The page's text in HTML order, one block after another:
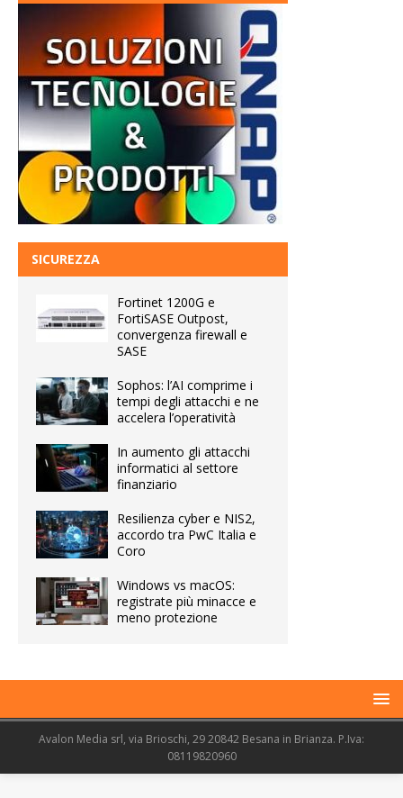
SICUREZZA
Fortinet 1200G e
FortiSASE Outpost,
convergenza firewall e
SASE
Sophos: l’AI comprime i
tempi degli attacchi e ne
accelera l’operatività
In aumento gli attacchi
informatici al settore
finanziario
Resilienza cyber e NIS2,
accordo tra PwC Italia e
Coro
Windows vs macOS:
registrate più minacce e
meno protezione
Avalon Media srl, via Brioschi, 29 20842 Besana in Brianza. P.Iva:
08119820960